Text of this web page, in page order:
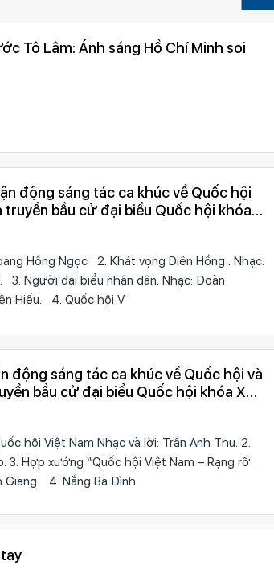
Tô Lâm: Ánh sáng Hồ Chí Minh soi
động sáng tác ca khúc về Quốc hội
bầu cử đại biểu Quốc hội khóa
cấp nhiệm kỳ 2026
Hồng Ngọc 2. Khát vọng Diên Hồng . Nhạc:
3. Người đại biểu nhân dân. Nhạc: Đoàn
Hiếu. 4. Quốc hội V
động sáng tác ca khúc về Quốc hội và
bầu cử đại biểu Quốc hội khóa XVI
2031
hội Việt Nam Nhạc và lời: Trần Anh Thu. 2.
3. Hợp xướng “Quốc hội Việt Nam – Rạng rỡ
Giang. 4. Nắng Ba Đình